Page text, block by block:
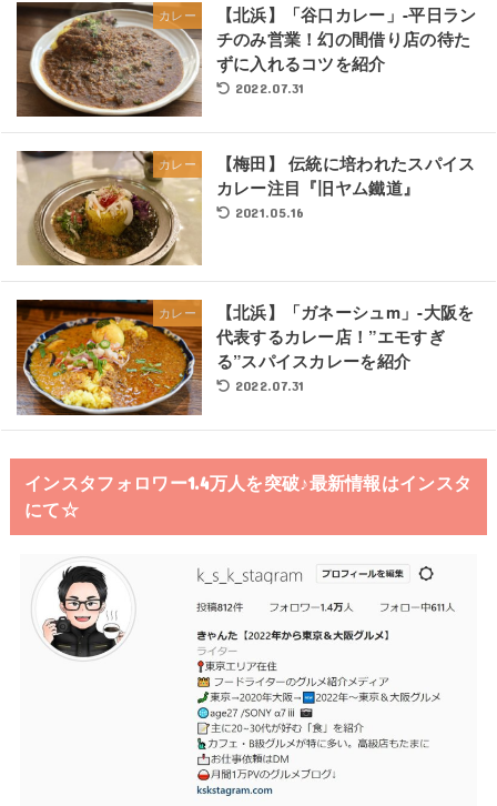
カレー
【北浜】「谷口カレー」-平日ラン
チのみ営業！幻の間借り店の待た
ずに入れるコツを紹介
2022.07.31
カレー
【梅田】 伝統に培われたスパイス
カレー注目『旧ヤム鐵道』
2021.05.16
カレー
【北浜】「ガネーシュm」-大阪を
代表するカレー店！”エモすぎ
る”スパイスカレーを紹介
2022.07.31
インスタフォロワー1.4万人を突破♪最新情報はインスタ
にて☆